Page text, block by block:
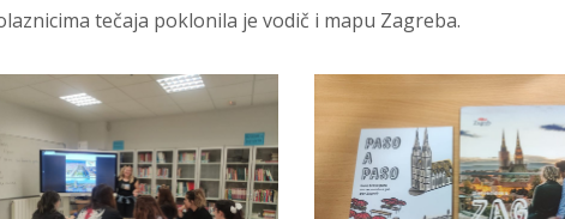
tečaja poklonila je vodič i mapu Zagreba.